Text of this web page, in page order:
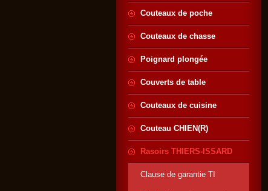
Couteaux de poche
Couteaux de chasse
Poignard plongée
Couverts de table
Couteaux de cuisine
Couteau CHIEN(R)
Rasoirs THIERS-ISSARD
Clause de garantie TI